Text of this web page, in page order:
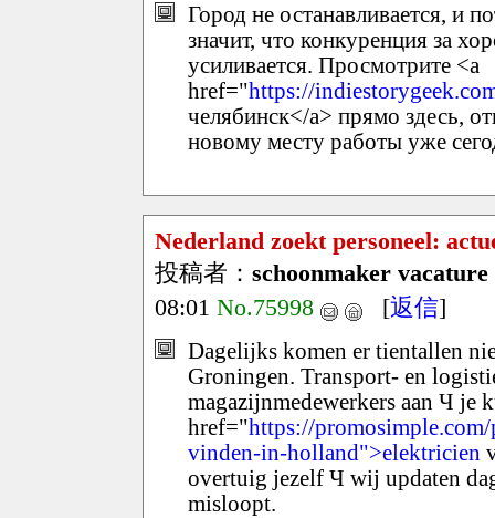
Город не останавливается, и
значит, что конкуренция за
усиливается. Просмотрите <a
href="https://
челябинск</a> прямо здесь,
новому месту работы уже
Nederland zoekt personeel:
投稿者： schoonmaker vacature
08:01 No.75998 [返信]
Dagelijks komen er tientallen
Groningen. Transport- en
magazijnmedewerkers aan Ч je
href="https://
vinden-in-holland">elektricien
overtuig jezelf Ч wij updaten
misloopt.